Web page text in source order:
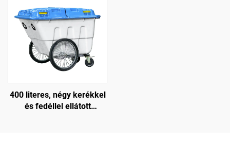
400 literes, négy kerékkel
és fedéllel ellátott